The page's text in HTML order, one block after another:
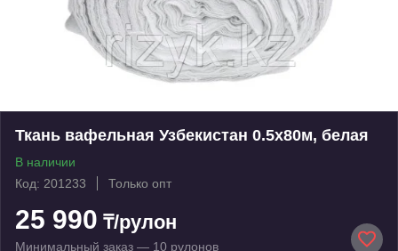
Ткань вафельная Узбекистан 0.5х80м, белая
В наличии
Код: 201233
Только опт
25 990 ₸/рулон
Минимальный заказ — 10 рулонов